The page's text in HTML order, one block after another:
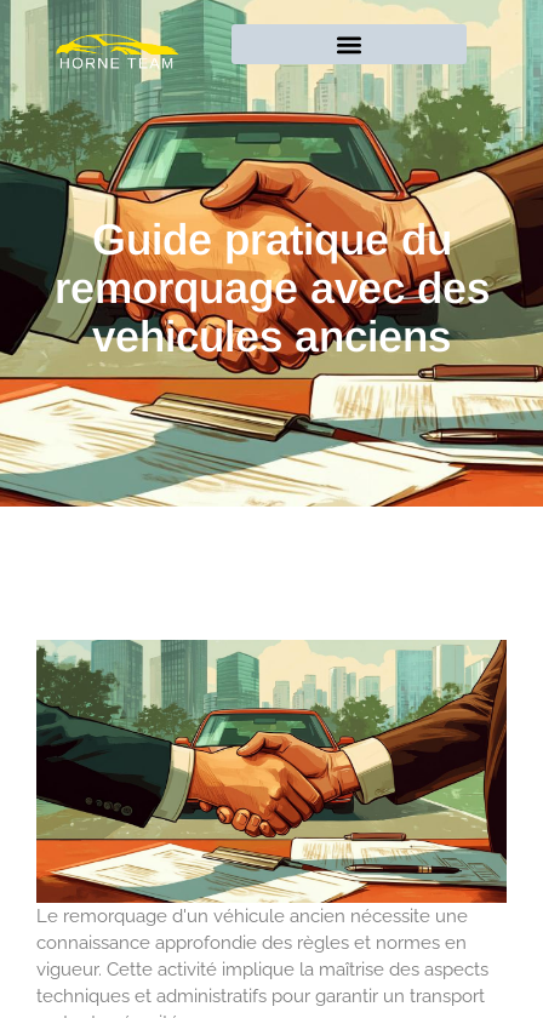
Guide pratique du
remorquage avec des
vehicules anciens
Le remorquage d'un véhicule ancien nécessite une
connaissance approfondie des règles et normes en
vigueur. Cette activité implique la maîtrise des aspects
techniques et administratifs pour garantir un transport